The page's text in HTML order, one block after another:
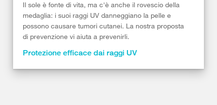
Il sole è fonte di vita, ma c'è anche il rovescio della
medaglia: i suoi raggi UV danneggiano la pelle e
possono causare tumori cutanei. La nostra proposta
di prevenzione vi aiuta a prevenirli.
Protezione efficace dai raggi UV